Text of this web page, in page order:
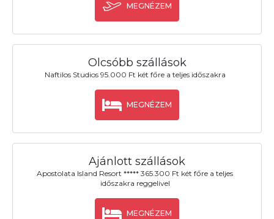
MEGNÉZEM
Olcsóbb szállások
Naftilos Studios 95.000 Ft két főre a teljes időszakra
MEGNÉZEM
Ajánlott szállások
Apostolata Island Resort ***** 365.300 Ft két főre a teljes
időszakra reggelivel
MEGNÉZEM